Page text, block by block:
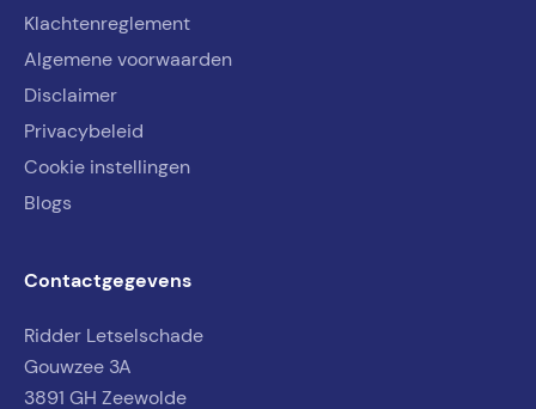
Klachtenreglement
Algemene voorwaarden
Disclaimer
Privacybeleid
Cookie instellingen
Blogs
Contactgegevens
Ridder Letselschade
Gouwzee 3A
3891 GH Zeewolde